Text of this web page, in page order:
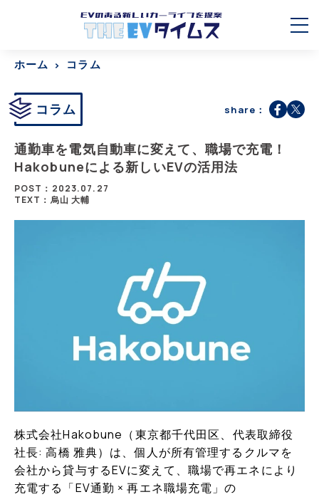
ホーム コラム
コラム share：
通勤車を電気自動車に変えて、職場で充電！
Hakobuneによる新しいEVの活用法
POST：2023.07.27
TEXT：烏山 大輔
株式会社Hakobune（東京都千代田区、代表取締役
社長: 高橋 雅典）は、個人が所有管理するクルマを
会社から貸与するEVに変えて、職場で再エネにより
充電する「EV通勤 × 再エネ職場充電」の